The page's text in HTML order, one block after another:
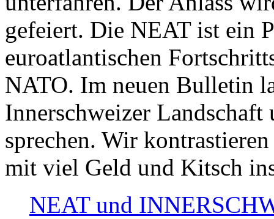
gefeiert. Die NEAT ist ein
euroatlantischen
NATO. Im neuen Bulletin
Innerschweizer
sprechen. Wir
mit viel Geld und Kitsch
NEAT und